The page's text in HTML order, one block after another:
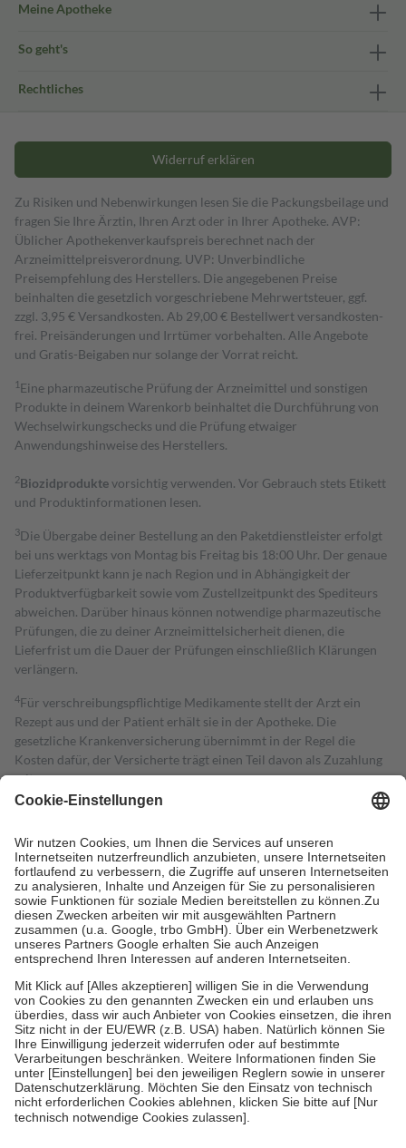
Meine Apotheke
So geht's
Rechtliches
Widerruf erklären
Zu Risiken und Nebenwirkungen lesen Sie die Packungsbeilage und
fragen Sie Ihre Ärztin, Ihren Arzt oder in Ihrer Apotheke. AVP:
Üblicher Apothekenverkaufspreis berechnet nach der
Arzneimittelpreisverordnung. UVP: Unverbindliche
Preisempfehlung des Herstellers. Die angegebenen Preise
beinhalten die gesetzlich vorgeschriebene Mehrwertsteuer, ggf.
zzgl. 3,95 € Versandkosten. Ab 29,00 € Bestell­wert versand­kosten­
frei. Preisänderungen und Irrtümer vorbehalten. Alle Angebote
und Gratis-Beigaben nur solange der Vorrat reicht.
1 Eine pharmazeutische Prüfung der Arzneimittel und sonstigen
Produkte in deinem Warenkorb beinhaltet die Durchführung von
Wechselwirkungschecks und die Prüfung etwaiger
Anwendungshinweise des Herstellers.
2Biozidproduktevorsichtig verwenden. Vor Gebrauch stets Etikett
und Produktinformationen lesen.
3Die Übergabe deiner Bestellung an den Paketdienstleister erfolgt
bei uns werktags von Montag bis Freitag bis 18:00 Uhr. Der genaue
Lieferzeitpunkt kann je nach Region und in Abhängigkeit der
Produktverfügbarkeit sowie vom Zustellzeitpunkt des Spediteurs
abweichen. Darüber hinaus können notwendige pharmazeutische
Prüfungen, die zu deiner Arzneimittelsicherheit dienen, die
Lieferfrist um die Dauer der Prüfungen einschließlich Klärungen
verlängern.
4Für verschreibungspflichtige Medikamente stellt der Arzt ein
Rezept aus und der Patient erhält sie in der Apotheke. Die
gesetzliche Krankenversicherung übernimmt in der Regel die
Kosten dafür, der Versicherte trägt einen Teil davon als Zuzahlung
mit.
Grundsätzlich leisten Mitglieder Zuzahlungen in Höhe von zehn
höchstens zehn Euro.
Es sind jedoch nie mehr als die tatsächlichen
Kosten der Leistung zu entrichten.
Diese Regeln gelten grundsätzlich auch für Online-Apotheken.
Bei Heilmitteln und häuslicher Krankenpflege beträgt die
Zuzahlung zehn Prozent der Kosten sowie zehn Euro je
Verordnung.
Um das Engagement der Versicherten für ihre eigene Gesundheit zu
stärken und die besondere Stellung der Familie zu unterstützen,
fallenkeine Zuzahlungenan bei:
• Kindern und Jugendlichen bis zum vollendeten 18. Lebensjahr
mit Ausnahme der Fahrkosten
• Untersuchungen zur Vorsorge und Früherkennung, die von der
GKV getragen werden
• empfohlenen Schutzimpfungen
• Harn- und Blutteststreifen